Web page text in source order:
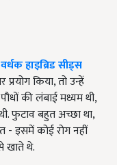
हाइब्रिड सीड्स
किया, तो उन्हें
की लंबाई मध्यम थी,
फुटाव बहुत अच्छा था,
इसमें कोई रोग नहीं
खाते थे.